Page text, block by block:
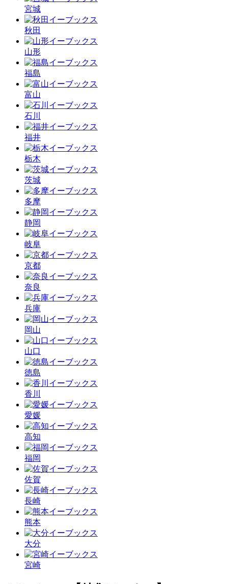
宮城
秋田
山形
福島
富山
石川
福井
栃木
茨城
多摩
静岡
岐阜
京都
奈良
兵庫
岡山
山口
徳島
香川
愛媛
高知
福岡
佐賀
長崎
熊本
大分
宮崎